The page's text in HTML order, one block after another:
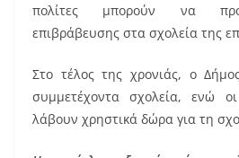
πολίτες μπορούν να
επιβράβευσης στα σχολεία της
Στο τέλος της χρονιάς, ο
συμμετέχοντα σχολεία, ενώ
λάβουν χρηστικά δώρα για τη